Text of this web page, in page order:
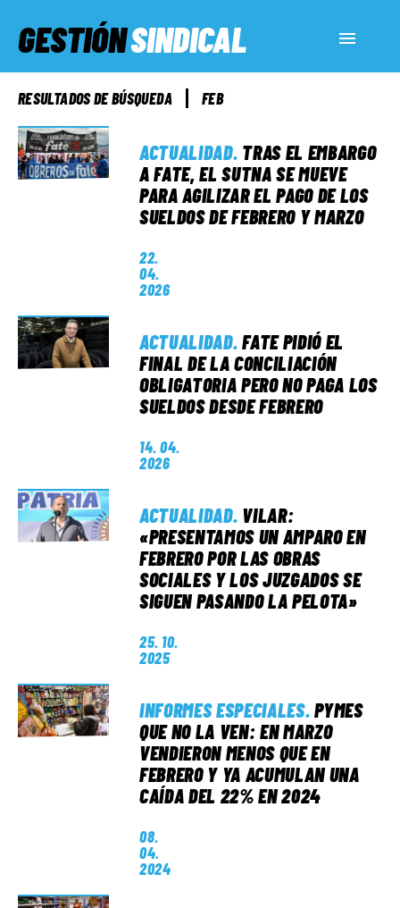
GESTIÓNSINDICAL
ACTUALIDAD
SERVICIOS SOCIALES
INFORMES ESPECIALES
FUERA DE MEGÁFONO
EL LADO «G»
RESULTADOS DE BÚSQUEDA FEB
ACTUALIDAD. TRAS EL EMBARGO
A FATE, EL SUTNA SE MUEVE
PARA AGILIZAR EL PAGO DE LOS
SUELDOS DE FEBRERO Y MARZO
22.
04.
2026
ACTUALIDAD. FATE PIDIÓ EL
FINAL DE LA CONCILIACIÓN
OBLIGATORIA PERO NO PAGA LOS
SUELDOS DESDE FEBRERO
14. 04.
2026
ACTUALIDAD. VILAR:
«PRESENTAMOS UN AMPARO EN
FEBRERO POR LAS OBRAS
SOCIALES Y LOS JUZGADOS SE
SIGUEN PASANDO LA PELOTA»
25. 10.
2025
INFORMES ESPECIALES. PYMES
QUE NO LA VEN: EN MARZO
VENDIERON MENOS QUE EN
FEBRERO Y YA ACUMULAN UNA
CAÍDA DEL 22% EN 2024
08.
04.
2024